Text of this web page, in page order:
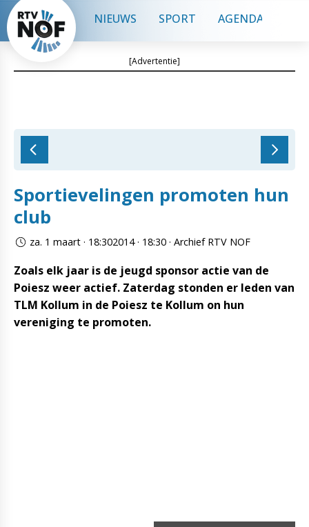
NIEUWS SPORT AGENDA
[Advertentie]
Sportievelingen promoten hun
club
za. 1 maart · 18:302014 · 18:30 · Archief RTV NOF
Zoals elk jaar is de jeugd sponsor actie van de
Poiesz weer actief. Zaterdag stonden er leden van
TLM Kollum in de Poiesz te Kollum on hun
vereniging te promoten.